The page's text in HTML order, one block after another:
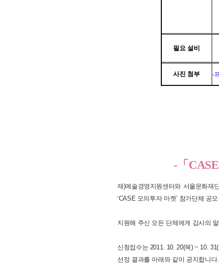
- 「
재)예술경영지원센터와 서울문화재
‘CASE 모의투자 마켓’ 참가단체 공
지원해 주신 모든 단체에게 감사의
신청접수는 2011. 10. 20(목) ~ 10.
선정 결과를 아래와 같이 공지합니다.